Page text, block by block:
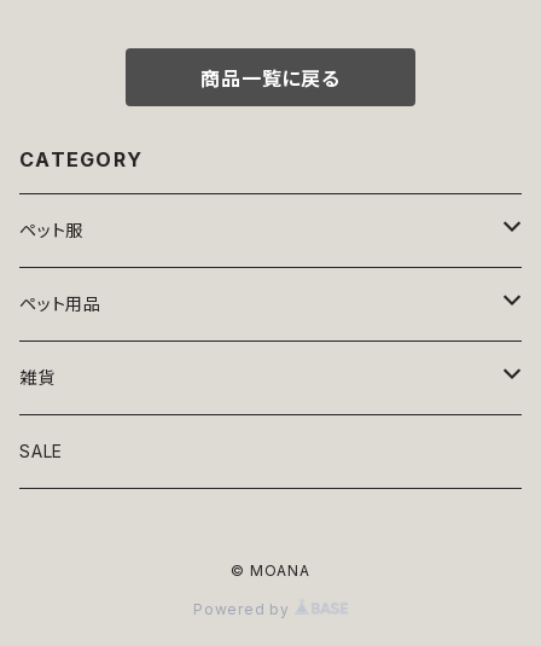
返品交換不可
商品一覧に戻る
CATEGORY
ペット服
トップス
ニット
アロハ
ボトムス
ワンピース
ペット用品
ベッド
リード・首輪
雑貨
アート
SALE
© MOANA
Powered by